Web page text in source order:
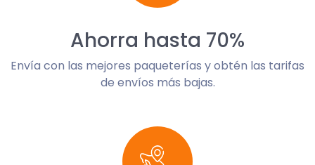
Ahorra hasta 70%
Envía con las mejores paqueterías y obtén las tarifas
de envíos más bajas.